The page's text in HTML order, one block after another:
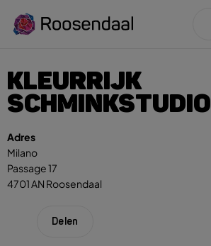
Zoeksuggesties
UITagenda
Fietsen
KLEURRIJK
SCHMINKSTUDIO
Adres
Milano
Passage 17
4701 AN Roosendaal
Delen